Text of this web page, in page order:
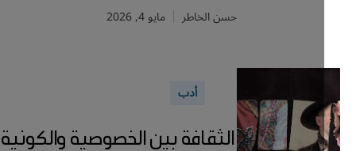
حسن الخاطر مايو 4, 2026
الثقافة بين الخصوصية والكونية